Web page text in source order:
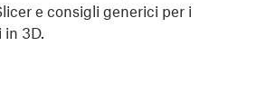
e consigli generici per i
3D.